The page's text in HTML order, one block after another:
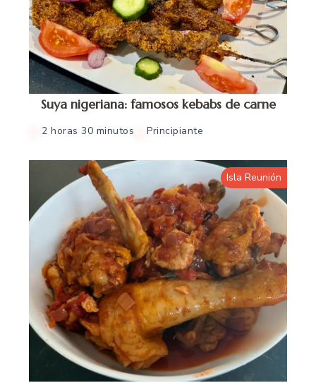
Suya nigeriana: famosos kebabs de carne
2 horas 30 minutos Principiante
Isla Reunión